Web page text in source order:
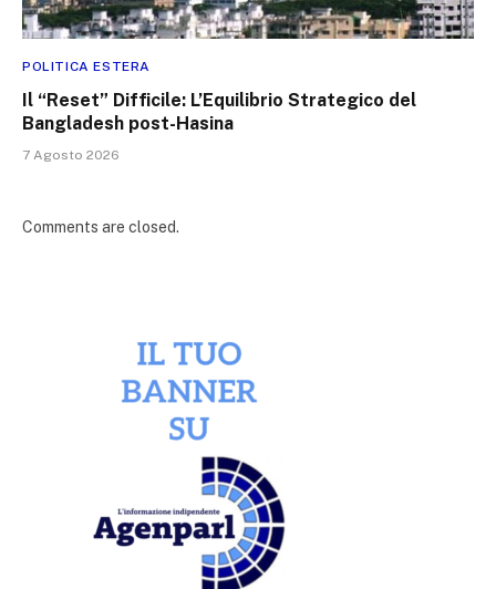
POLITICA ESTERA
Il “Reset” Difficile: L’Equilibrio Strategico del
Bangladesh post-Hasina
7 Agosto 2026
Comments are closed.